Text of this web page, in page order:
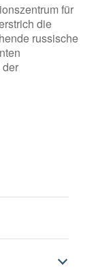
für
die
russische